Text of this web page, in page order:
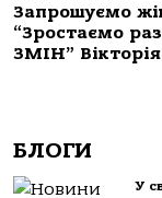
Запрошуємо
“Зростаємо
ЗМІН”
БЛОГИ
У